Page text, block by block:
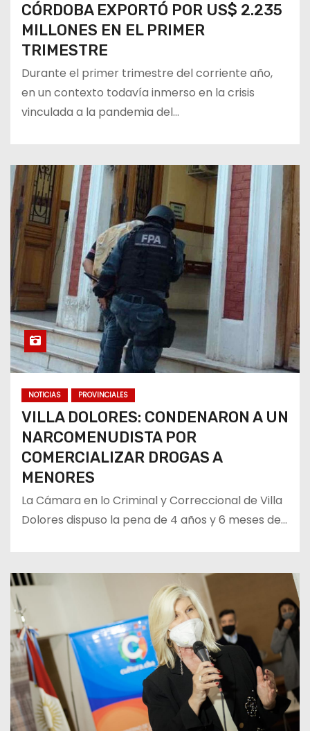
CÓRDOBA EXPORTÓ POR US$ 2.235
MILLONES EN EL PRIMER
TRIMESTRE
Durante el primer trimestre del corriente año,
en un contexto todavía inmerso en la crisis
vinculada a la pandemia del…
NOTICIAS PROVINCIALES
VILLA DOLORES: CONDENARON A UN
NARCOMENUDISTA POR
COMERCIALIZAR DROGAS A
MENORES
La Cámara en lo Criminal y Correccional de Villa
Dolores dispuso la pena de 4 años y 6 meses de…